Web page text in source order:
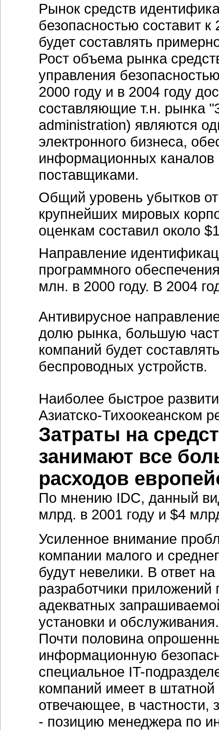
Рынок средств
безопасностью составит
будет составлять
Рост объема рынка
управления
2000 году и в 2004 году
составляющие т.н. рынка
administration) являются
электронного бизнеса,
информационных каналов
поставщиками.
Общий уровень убытков
крупнейших мировых
оценкам составил около
Направление
программного
млн. в 2000 году. В 2004
Антивирусное
долю рынка, большую
компаний будет
беспроводных устройств.
Наиболее быстрое
Азиатско-Тихоокеанском
Затраты на
занимают все
расходов
По мнению IDC, данный
млрд. в 2001 году и $4
Усиленное внимание
компании малого и
будут невелики. В ответ
разработчики
адекватных
установки и обслуживания.
Почти половина
информационную
специальное IT-
компаний имеет в штатной
отвечающее, в частности,
- позицию менеджера по